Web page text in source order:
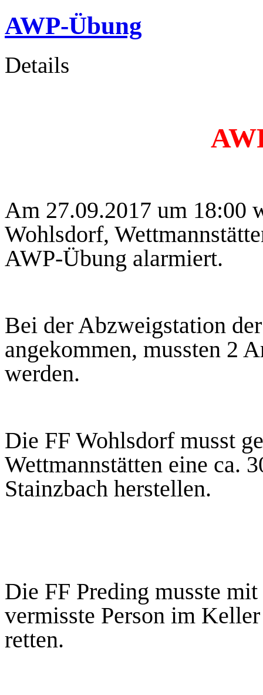
AWP-Übung
Details
Am 27.09.2017 um 18:00
Wohlsdorf,
AWP-Übung alarmiert.
Bei der Abzweigstation
angekommen, mussten 2
werden.
Die FF Wohlsdorf musst
Wettmannstätten eine ca.
Stainzbach herstellen.
Die FF Preding musste
vermisste Person im
retten.